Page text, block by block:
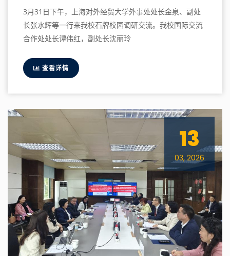
3月31日下午，上海对外经贸大学外事处处长金泉、副处
长张水辉等一行来我校石牌校园调研交流。我校国际交流
合作处处长谭伟红，副处长沈丽玲
查看详情
13
03, 2026